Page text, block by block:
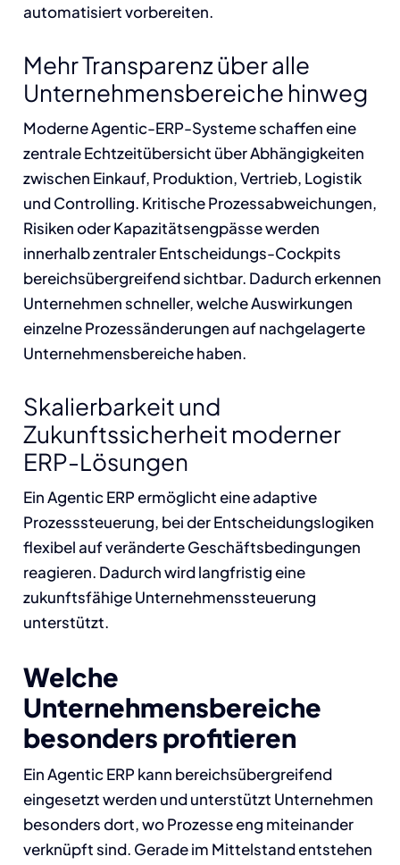
automatisiert vorbereiten.
Mehr Transparenz über alle
Unternehmensbereiche hinweg
Moderne Agentic-ERP-Systeme schaffen eine
zentrale Echtzeitübersicht über Abhängigkeiten
zwischen Einkauf, Produktion, Vertrieb, Logistik
und Controlling. Kritische Prozessabweichungen,
Risiken oder Kapazitätsengpässe werden
innerhalb zentraler Entscheidungs-Cockpits
bereichsübergreifend sichtbar. Dadurch erkennen
Unternehmen schneller, welche Auswirkungen
einzelne Prozessänderungen auf nachgelagerte
Unternehmensbereiche haben.
Skalierbarkeit und
Zukunftssicherheit moderner
ERP-Lösungen
Ein Agentic ERP ermöglicht eine adaptive
Prozesssteuerung, bei der Entscheidungslogiken
flexibel auf veränderte Geschäftsbedingungen
reagieren. Dadurch wird langfristig eine
zukunftsfähige Unternehmenssteuerung
unterstützt.
Welche
Unternehmensbereiche
besonders profitieren
Ein Agentic ERP kann bereichsübergreifend
eingesetzt werden und unterstützt Unternehmen
besonders dort, wo Prozesse eng miteinander
verknüpft sind. Gerade im Mittelstand entstehen